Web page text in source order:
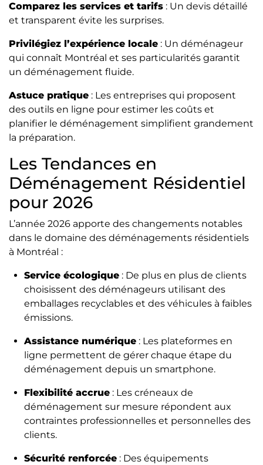
Comparez les services et tarifs : Un devis détaillé
et transparent évite les surprises.
Privilégiez l’expérience locale : Un déménageur
qui connaît Montréal et ses particularités garantit
un déménagement fluide.
Astuce pratique : Les entreprises qui proposent
des outils en ligne pour estimer les coûts et
planifier le déménagement simplifient grandement
la préparation.
Les Tendances en
Déménagement Résidentiel
pour 2026
L’année 2026 apporte des changements notables
dans le domaine des déménagements résidentiels
à Montréal :
Service écologique : De plus en plus de clients
choisissent des déménageurs utilisant des
emballages recyclables et des véhicules à faibles
émissions.
Assistance numérique : Les plateformes en
ligne permettent de gérer chaque étape du
déménagement depuis un smartphone.
Flexibilité accrue : Les créneaux de
déménagement sur mesure répondent aux
contraintes professionnelles et personnelles des
clients.
Sécurité renforcée : Des équipements